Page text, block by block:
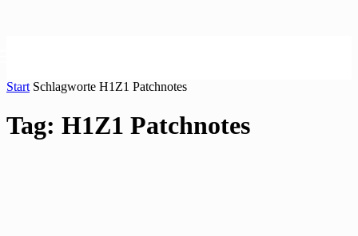
Start Schlagworte H1Z1 Patchnotes
Tag: H1Z1 Patchnotes